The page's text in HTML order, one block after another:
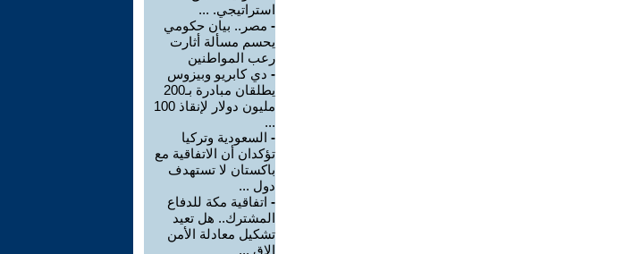
استراتيجي. ...
- مصر.. بيان حكومي
يحسم مسألة أثارت
رعب المواطنين
- دي كابريو وبيزوس
يطلقان مبادرة بـ200
مليون دولار لإنقاذ 100
...
- السعودية وتركيا
تؤكدان أن الاتفاقية مع
باكستان لا تستهدف
دول ...
- اتفاقية مكة للدفاع
المشترك.. هل تعيد
تشكيل معادلة الأمن
الإق ...